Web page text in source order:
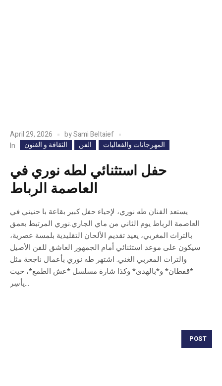
April 29, 2026 bySami Beltaief
In
الثقافة و الفنون الفن المهرجانات والفعاليات
حفل استثنائي لطه نوري في
العاصمة الرباط
يستعد الفنان طه نوري، لإحياء حفل كبير بقاعة با حنيني في
العاصمة الرباط يوم الثاني من ماي الجاري.نوري المرتبط بعمق
بالتراث المغربي، يعيد تقديم الألحان التقليدية بلمسة عصرية،
سيكون على موعد استثنائي أمام الجمهور العاشق للفن الأصيل
والتراث المغربي الغني. اشتهر طه نوري بأعمال ناجحة مثل
*قفطان* و*بالهدى* وكذا شارة مسلسل *عش الطمع*، حيث
يأسِر...
POST